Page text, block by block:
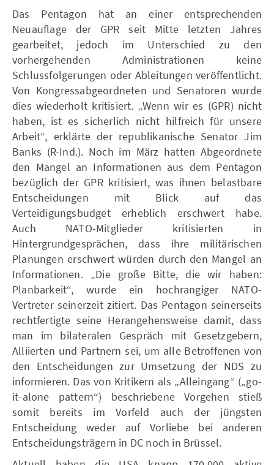
Das Pentagon hat an einer entsprechenden
Neuauflage der GPR seit Mitte letzten Jahres
gearbeitet, jedoch im Unterschied zu den
vorhergehenden Administrationen keine
Schlussfolgerungen oder Ableitungen veröffentlicht.
Von Kongressabgeordneten und Senatoren wurde
dies wiederholt kritisiert. „Wenn wir es (GPR) nicht
haben, ist es sicherlich nicht hilfreich für unsere
Arbeit“, erklärte der republikanische Senator Jim
Banks (R-Ind.). Noch im März hatten Abgeordnete
den Mangel an Informationen aus dem Pentagon
bezüglich der GPR kritisiert, was ihnen belastbare
Entscheidungen mit Blick auf das
Verteidigungsbudget erheblich erschwert habe.
Auch NATO-Mitglieder kritisierten in
Hintergrundgesprächen, dass ihre militärischen
Planungen erschwert würden durch den Mangel an
Informationen. „Die große Bitte, die wir haben:
Planbarkeit“, wurde ein hochrangiger NATO-
Vertreter seinerzeit zitiert. Das Pentagon seinerseits
rechtfertigte seine Herangehensweise damit, dass
man im bilateralen Gespräch mit Gesetzgebern,
Alliierten und Partnern sei, um alle Betroffenen von
den Entscheidungen zur Umsetzung der NDS zu
informieren. Das von Kritikern als „Alleingang“ („go-
it-alone pattern“) beschriebene Vorgehen stieß
somit bereits im Vorfeld auch der jüngsten
Entscheidung weder auf Vorliebe bei anderen
Entscheidungsträgern in DC noch in Brüssel.